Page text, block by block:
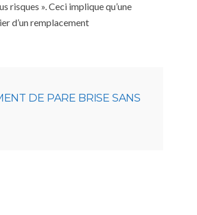
risques ». Ceci implique qu’une
d’un remplacement
DE PARE BRISE SANS